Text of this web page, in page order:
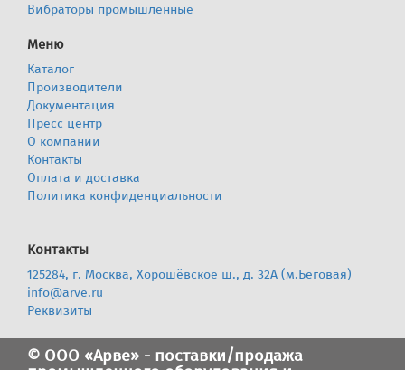
Вибраторы промышленные
Меню
Каталог
Производители
Документация
Пресс центр
О компании
Контакты
Оплата и доставка
Политика конфиденциальности
Контакты
125284, г. Москва, Хорошёвское ш., д. 32А (м.Беговая)
info@arve.ru
Реквизиты
© ООО «Арве» - поставки/продажа